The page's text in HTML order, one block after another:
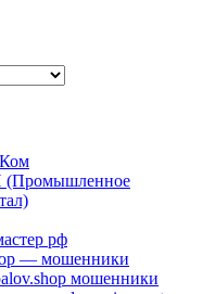
рф
— мошенники
мошенники